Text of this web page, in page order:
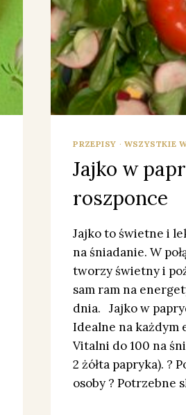
PRZEPISY · WSZYSTKIE
Jajko w
roszponce
Jajko to świetne i
na śniadanie. W
tworzy świetny i
sam ram na
dnia. Jajko w
Idealne na każdym
Vitalni do 100 na
2 żółta papryka). ?
osoby ? Potrzebne